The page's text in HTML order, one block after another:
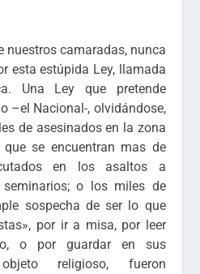
nuestros camaradas, nunca
esta estúpida Ley, llamada
Una Ley que pretende
–el Nacional-, olvidándose,
de asesinados en la zona
se encuentran mas de
en los asaltos a
o los miles de
sospecha de ser lo que
por ir a misa, por leer
o por guardar en sus
religioso, fueron